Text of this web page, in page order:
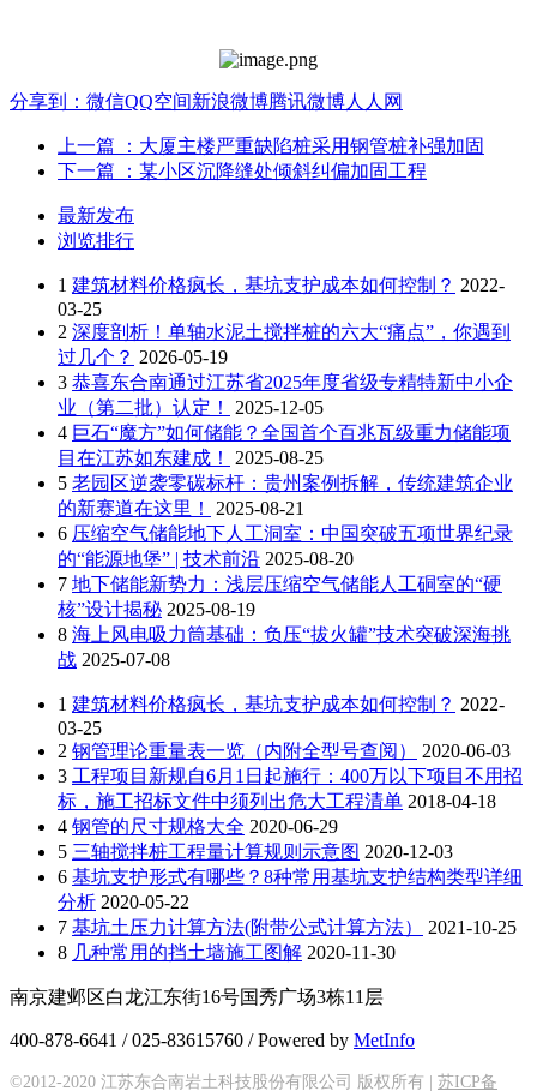
分享到： 微信QQ空间新浪微博腾讯微博人人网
上一篇
：大厦主楼严重缺陷桩采用钢管桩补强加固
下一篇
：某小区沉降缝处倾斜纠偏加固工程
最新发布
浏览排行
1 建筑材料价格疯长，基坑支护成本如何控制？ 2022-
03-25
2 深度剖析！单轴水泥土搅拌桩的六大“痛点”，你遇到
过几个？ 2026-05-19
3 恭喜东合南通过江苏省2025年度省级专精特新中小企
业（第二批）认定！
2025-12-05
4 巨石“魔方”如何储能？全国首个百兆瓦级重力储能项
目在江苏如东建成！
2025-08-25
5 老园区逆袭零碳标杆：贵州案例拆解，传统建筑企业
的新赛道在这里！
2025-08-21
6 压缩空气储能地下人工洞室：中国突破五项世界纪录
的“能源地堡” | 技术前沿 2025-08-20
7 地下储能新势力：浅层压缩空气储能人工硐室的“硬
核”设计揭秘 2025-08-19
8 海上风电吸力筒基础：负压“拔火罐”技术突破深海挑
战 2025-07-08
1 建筑材料价格疯长，基坑支护成本如何控制？ 2022-
03-25
2 钢管理论重量表一览（内附全型号查阅）
2020-06-03
3 工程项目新规自6月1日起施行：400万以下项目不用招
标，施工招标文件中须列出危大工程清单 2018-04-18
4 钢管的尺寸规格大全 2020-06-29
5 三轴搅拌桩工程量计算规则示意图 2020-12-03
6 基坑支护形式有哪些？8种常用基坑支护结构类型详细
分析 2020-05-22
7 基坑土压力计算方法(附带公式计算方法）
2021-10-25
8 几种常用的挡土墙施工图解 2020-11-30
南京建邺区白龙江东街16号国秀广场3栋11层
400-878-6641 / 025-83615760 / Powered by MetInfo
©2012-2020 江苏东合南岩土科技股份有限公司 版权所有 | 苏ICP备